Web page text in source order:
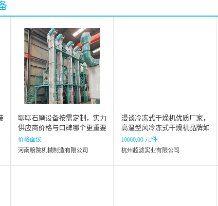
聊聊石磨设备按需定制，实力
供应商价格与口碑哪个更重要
价格面议
河南粮院机械制造有限公司
漫谈冷冻式干燥机优质厂家，
高温型风冷冻式干燥机品牌如
何选择
10000.00 元/件
杭州超滤实业有限公司